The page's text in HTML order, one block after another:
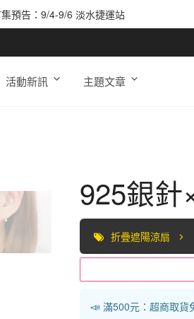
預告：9/4-9/6 淡水捷運站
活動新訊 主題文章
925銀針
折疊遮陽涼扇
📣 滿500元：超商取貨